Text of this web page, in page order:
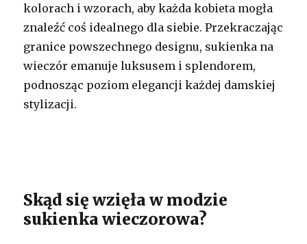
kolorach i wzorach, aby każda kobieta mogła
znaleźć coś idealnego dla siebie. Przekraczając
granice powszechnego designu, sukienka na
wieczór emanuje luksusem i splendorem,
podnosząc poziom elegancji każdej damskiej
stylizacji.
Skąd się wzięła w modzie
sukienka wieczorowa?